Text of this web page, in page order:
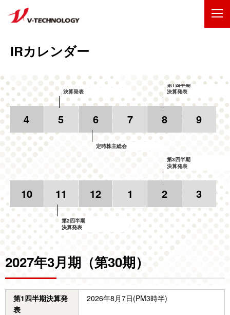
IRカレンダー
4 5
決算発表
6
定時株主総会
7 8
第1四半期
決算発表
9
10 11
第2四半期
決算発表
12 1 2
第3四半期
決算発表
3
2027年3月期（第30期）
第1四半期決算発
表
2026年8月7日(PM3時半)
IR情報
採用情報
技術・開発
お問い合わせ
サイトマップ
ENGLISH